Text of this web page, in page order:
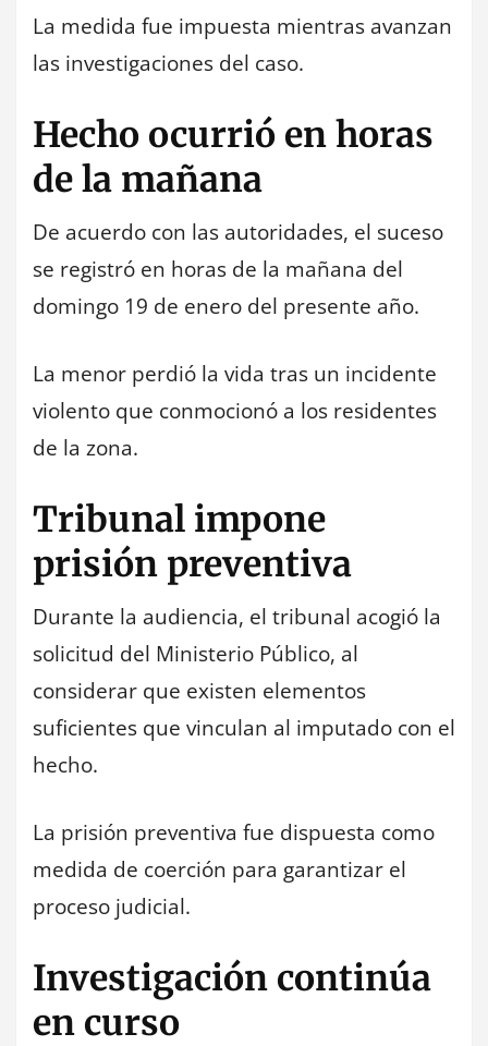
La medida fue impuesta mientras avanzan
las investigaciones del caso.
Hecho ocurrió en horas
de la mañana
De acuerdo con las autoridades, el suceso
se registró en horas de la mañana del
domingo 19 de enero del presente año.
La menor perdió la vida tras un incidente
violento que conmocionó a los residentes
de la zona.
Tribunal impone
prisión preventiva
Durante la audiencia, el tribunal acogió la
solicitud del Ministerio Público, al
considerar que existen elementos
suficientes que vinculan al imputado con el
hecho.
La prisión preventiva fue dispuesta como
medida de coerción para garantizar el
proceso judicial.
Investigación continúa
en curso